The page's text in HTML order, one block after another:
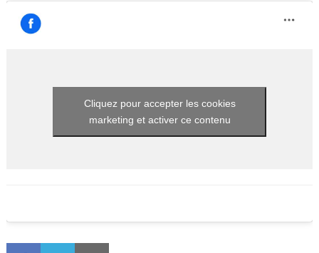
Cliquez pour accepter les cookies
marketing et activer ce contenu